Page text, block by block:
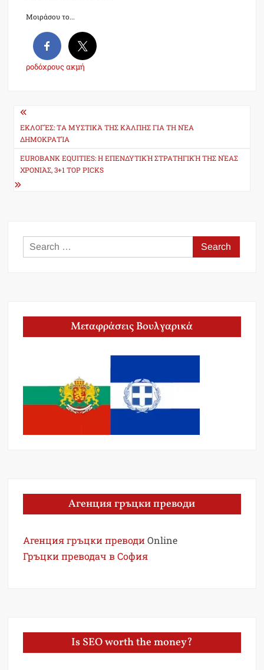
Μοιράσου το...
ροδόχρους ακμή
Post
navigation
ΕΚΛΟΓΈΣ: TΑ ΜΥΣΤΙΚΆ ΤΗΣ ΚΆΛΠΗΣ ΓΙΑ ΤΗ ΝΈΑ
ΔΗΜΟΚΡΑΤΊΑ
EUROBANK EQUITIES: Η ΕΠΕΝΔΥΤΙΚΉ ΣΤΡΑΤΗΓΙΚΉ ΤΗΣ ΝΈΑΣ
ΧΡΟΝΙΆΣ, 3+1 TOP PICKS
Search
for:
Μεταφράσεις Βουλγαρικά
Агенция гръцки преводи
Агенция гръцки преводи Online
Гръцки преводач в София
Is SEO worth the money?